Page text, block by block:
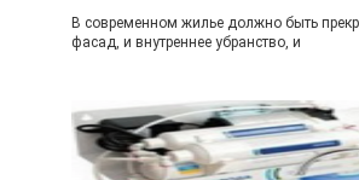
В современном жилье должно быть
фасад, и внутреннее убранство, и